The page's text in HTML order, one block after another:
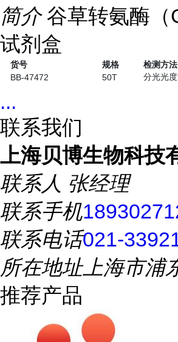
简介 谷草转氨酶（
试剂盒
货号 规格 检测方法
BB-47472
50T 分光光
...
联系我们
上海贝博生物科技
联系人 张经理
联系手机
联系电话021-
所在地址上海市浦
推荐产品